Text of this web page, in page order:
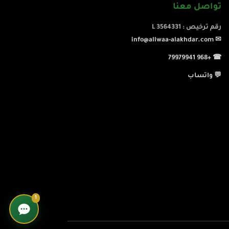
تواصل معنا
رقم ترخيص : L 3564331
✉ info@allwaa-alakhdar.com
☎ +968 79979941
💬 واتساب
1